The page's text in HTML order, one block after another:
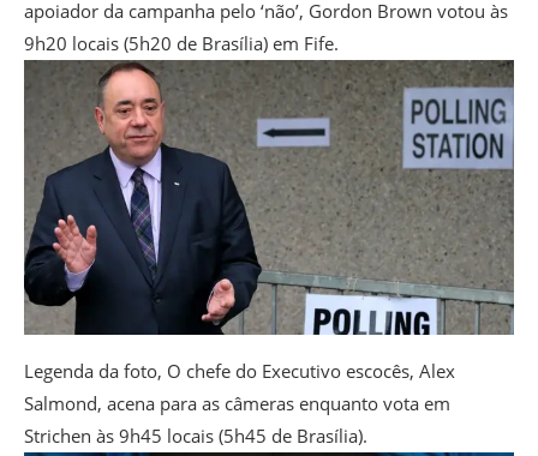
apoiador da campanha pelo ‘não’, Gordon Brown votou às
9h20 locais (5h20 de Brasília) em Fife.
Legenda da foto, O chefe do Executivo escocês, Alex
Salmond, acena para as câmeras enquanto vota em
Strichen às 9h45 locais (5h45 de Brasília).